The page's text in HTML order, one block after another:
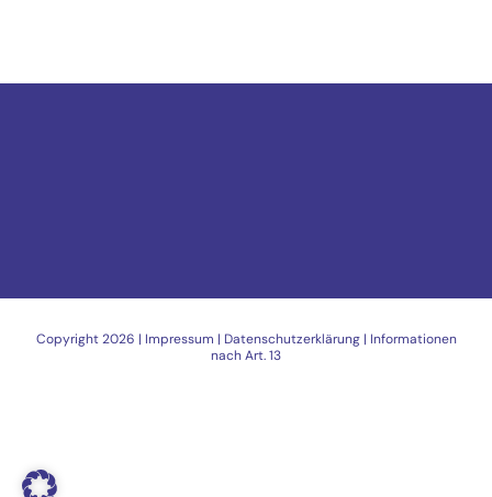
Copyright2026 | Impressum | Datenschutzerklärung| Informationen
nach Art. 13